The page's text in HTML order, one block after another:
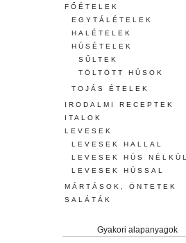
FŐÉTELEK
EGYTÁLÉTELEK
HALÉTELEK
HÚSÉTELEK
SŰLTEK
TÖLTÖTT HÚSOK
TOJÁS ÉTELEK
IRODALMI RECEPTEK
ITALOK
LEVESEK
LEVESEK HALLAL
LEVESEK HÚS NÉLKÜL
LEVESEK HÚSSAL
MÁRTÁSOK, ÖNTETEK
SALÁTÁK
Gyakori alapanyagok